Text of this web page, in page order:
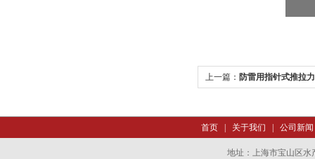
上一篇： 防雷用指针式推拉
首页| 关于我们 公司新闻
地址：上海市宝山区水